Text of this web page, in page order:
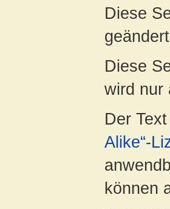
Diese
Diese
wird nur
Der
Alike“-
können